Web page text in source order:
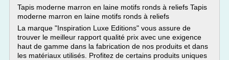
Tapis moderne marron en laine motifs ronds à reliefs Tapis
moderne marron en laine motifs ronds à reliefs
La marque "Inspiration Luxe Editions" vous assure de
trouver le meilleur rapport qualité prix avec une exigence
haut de gamme dans la fabrication de nos produits et dans
les matériaux utilisés. Profitez de certains produits uniques